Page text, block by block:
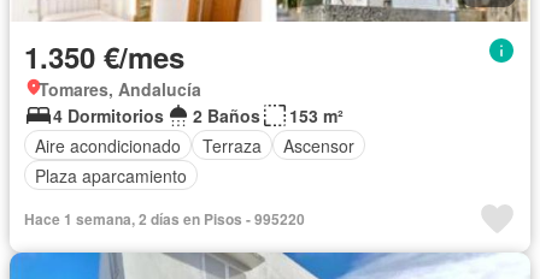
1.350 €/mes
Tomares, Andalucía
4 Dormitorios
2 Baños
153 m²
Aire acondicionado
Terraza
Ascensor
Plaza aparcamiento
Hace 1 semana, 2 días en Pisos - 995220